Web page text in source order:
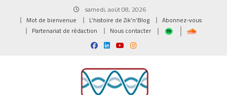
samedi, août 08, 2026
Mot de bienvenue
L’histoire de Zik’n’Blog
Abonnez-vous
Partenariat de rédaction
Nous contacter